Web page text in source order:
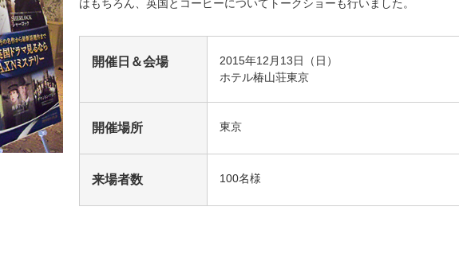
エンタメ・バラエティ ドキュメンタリー・ホビー
はもちろん、英国とコーヒーについてトークショーも行いました。
開催日＆会場
2015年12月13日（日）
ホテル椿山荘東京
開催場所 東京
来場者数 100名様